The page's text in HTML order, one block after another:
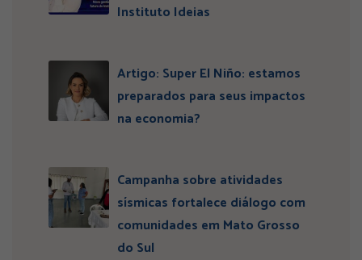
Instituto Ideias
Artigo: Super El Niño: estamos
preparados para seus impactos
na economia?
Campanha sobre atividades
sísmicas fortalece diálogo com
comunidades em Mato Grosso
do Sul